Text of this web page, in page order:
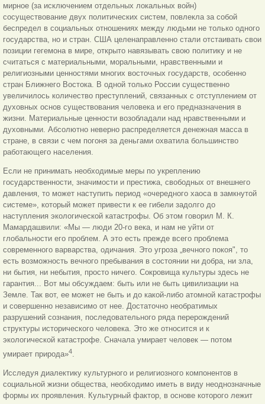
мирное (за исключением отдельных локальных войн)
сосуществование двух политических систем, повлекла за собой
беспредел в социальных отношениях между людьми не только одного
государства, но и стран. США целенаправленно стали отстаивать свои
позиции гегемона в мире, открыто навязывать свою политику и не
считаться с материальными, моральными, нравственными и
религиозными ценностями многих восточных государств, особенно
стран Ближнего Востока. В одной только России существенно
увеличилось количество преступлений, связанных с отступлением от
духовных основ существования человека и его предназначения в
жизни. Материальные ценности возобладали над нравственными и
духовными. Абсолютно неверно распределяется денежная масса в
стране, в связи с чем погоня за деньгами охватила большинство
работающего населения.
Если не принимать необходимые меры по укреплению
государственности, значимости и престижа, свободных от внешнего
давления, то может наступить период «очередного хаоса в замкнутой
системе», который может привести к ее гибели задолго до
наступления экологической катастрофы. Об этом говорил М. К.
Мамардашвили: «Мы — люди 20-го века, и нам не уйти от
глобальности его проблем. А это есть прежде всего проблема
современного варварства, одичания. Это угроза „вечного покоя", то
есть возможность вечного пребывания в состоянии ни добра, ни зла,
ни бытия, ни небытия, просто ничего. Сокровища культуры здесь не
гарантия... Вот мы обсуждаем: быть или не быть цивилизации на
Земле. Так вот, ее может не быть и до какой-либо атомной катастрофы
и совершенно независимо от нее. Достаточно необратимых
разрушений сознания, последовательного ряда перерождений
структуры исторического человека. Это же относится и к
экологической катастрофе. Сначала умирает человек — потом
умирает природа»4
Исследуя диалектику культурного и религиозного компонентов в
социальной жизни общества, необходимо иметь в виду неоднозначные
формы их проявления. Культурный фактор, в основе которого лежит